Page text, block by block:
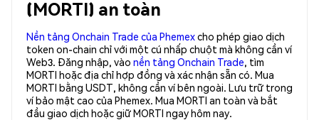
(MORTI) an toàn
Nền tảng Onchain Trade của Phemexcho phép giao dịch
token on-chain chỉ với một cú nhấp chuột mà không cần ví
Web3. Đăng nhập, vào nền tảng Onchain Trade, tìm
MORTI hoặc địa chỉ hợp đồng và xác nhận sẵn có. Mua
MORTI bằng USDT, không cần ví bên ngoài. Lưu trữ trong
ví bảo mật cao của Phemex. Mua MORTI an toàn và bắt
đầu giao dịch hoặc giữ MORTI ngay hôm nay.